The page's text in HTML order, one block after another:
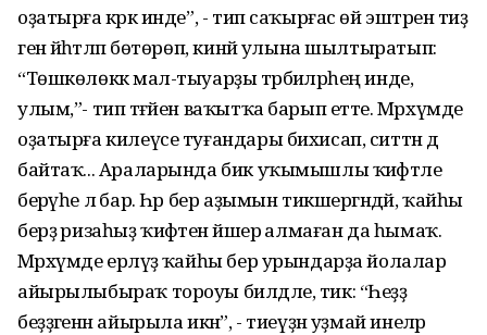
оҙатырға кәрәк инде”, - тип саҡырғас өй эштәрен тиҙ
генә йәһәтләп бөтөрөп, кинйә улына шылтыратып:
“Төшкөлөккә мал-тыуарҙы тәрбиәләрһең инде,
улым,”- тип тәғәйен ваҡытҡа барып етте. Мәрхүмде
оҙатырға килеүсе туғандары бихисап, ситтән дә
байтаҡ... Араларында бик уҡымышлы ҡиәфәтле
берәүһе лә бар. Һәр бер аҙымын тикшергәндәй, ҡайһы
берҙә ризаһыҙ ҡиәфәтен йәшерә алмаған да һымаҡ.
Мәрхүмде ерләүҙә ҡайһы бер урындарҙа йолалар
айырылыбыраҡ тороуы билдәле, тик: “Һеҙҙә
беҙҙәгенән айырыла икән”, - тиеүҙән уҙмай инеләр